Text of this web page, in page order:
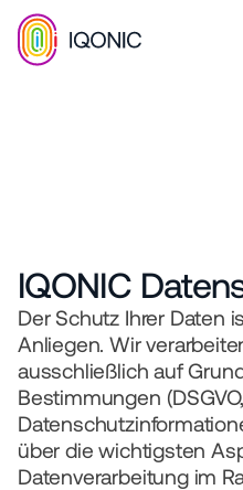
Umsatz- und
Steigerung
artig­keit und
kompetenz
Kontakt
+43 664 401 80 42
IQONIC
Der Schutz Ihrer Daten
Anliegen. Wir
ausschließlich auf
Bestimmungen
über die wichtigsten
Datenverarbeitung im